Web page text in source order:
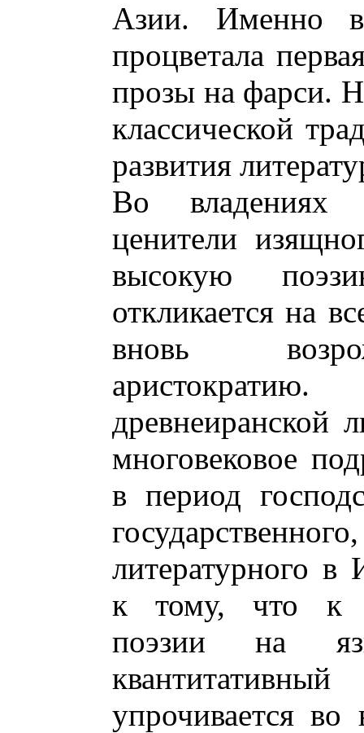
Азии. Именно
процветала
прозы на фарси.
классической
развития
Во владениях
ценители
высокую
откликается на
вновь
древнеиранской
многовековое
в период
литературного в
к тому, что к
поэзии на
упрочивается во